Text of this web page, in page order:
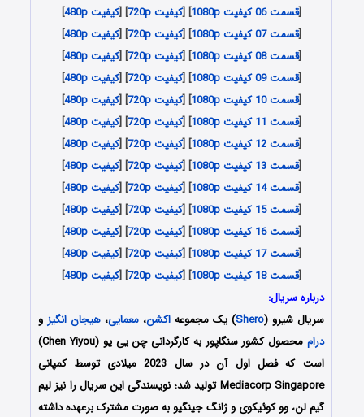
[قسمت 06 کیفیت 1080p ] [کیفیت 720p ] [کیفیت 480p
]
[قسمت 07 کیفیت 1080p ] [کیفیت 720p ] [کیفیت 480p
]
[قسمت 08 کیفیت 1080p ] [کیفیت 720p ] [کیفیت 480p
]
[قسمت 09 کیفیت 1080p ] [کیفیت 720p ] [کیفیت 480p
]
[قسمت 10 کیفیت 1080p ] [کیفیت 720p ] [کیفیت 480p
]
[قسمت 11 کیفیت 1080p ] [کیفیت 720p ] [کیفیت 480p
]
[قسمت 12 کیفیت 1080p ] [کیفیت 720p ] [کیفیت 480p
]
[قسمت 13 کیفیت 1080p ] [کیفیت 720p ] [کیفیت 480p
]
[قسمت 14 کیفیت 1080p ] [کیفیت 720p ] [کیفیت 480p
]
[قسمت 15 کیفیت 1080p ] [کیفیت 720p ] [کیفیت 480p
]
[قسمت 16 کیفیت 1080p ] [کیفیت 720p ] [کیفیت 480p
]
[قسمت 17 کیفیت 1080p ] [کیفیت 720p ] [کیفیت 480p
]
[قسمت 18 کیفیت 1080p ] [کیفیت 720p ] [کیفیت 480p
]
درباره سریال:
سریال شیرو (Shero) یک مجموعه اکشن، معمایی، هیجان انگیز و
درام محصول کشور سنگاپور به کارگردانی چن یی یو (Chen Yiyou)
است که فصل اول آن در سال 2023 میلادی توسط کمپانی
Mediacorp Singapore تولید شد؛ نویسندگی این سریال را نیز لیم
گیم لن، وو کوئیکوی و ژانگ جینگیو به صورت مشترک برعهده داشته